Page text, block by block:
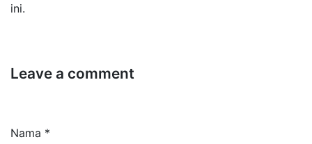
ini.
Leave a comment
Nama *